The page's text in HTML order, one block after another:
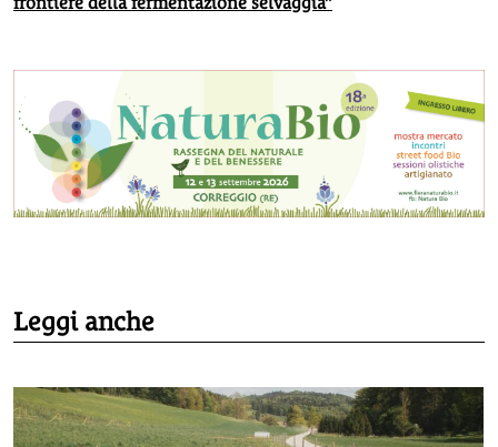
Leggi anche